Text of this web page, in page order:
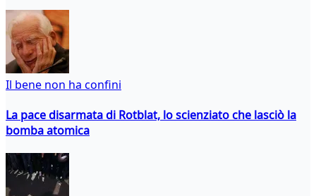
Il bene non ha confini
La pace disarmata di Rotblat, lo scienziato che lasciò la
bomba atomica